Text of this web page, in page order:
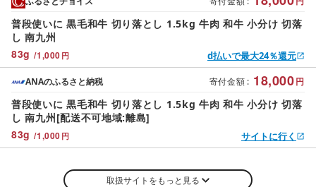
83g /1,000 円
普段使いに 黒毛和牛 切り落とし 1.5kg 牛肉 和牛 小分け 切落
し 南九州
d払いで最大24％還元
寄付金額 : 18,000円
83g /1,000 円
ANAのふるさと納税
普段使いに 黒毛和牛 切り落とし 1.5kg 牛肉 和牛 小分け 切落
し 南九州[配送不可地域:離島]
サイトに行く
取扱サイトをもっと見る